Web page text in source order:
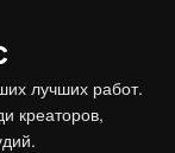
лучших работ.
креаторов,